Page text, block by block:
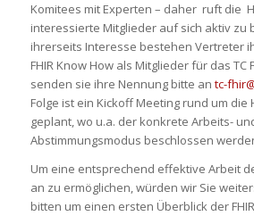
Komitees mit Experten – daher ruft die
interessierte Mitglieder auf sich aktiv zu
ihrerseits Interesse bestehen Vertreter
FHIR Know How als Mitglieder für das TC
senden sie ihre Nennung bitte an tc-
Folge ist ein Kickoff Meeting rund um die
geplant, wo u.a. der konkrete Arbeits-
Abstimmungsmodus beschlossen
Um eine entsprechend effektive Arbeit
an zu ermöglichen, würden wir Sie
bitten um einen ersten Überblick der